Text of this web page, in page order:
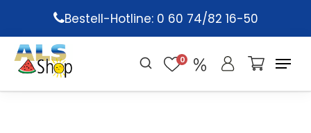
main
content
Bestell-Hotline: 0 60 74/82 16-50
0